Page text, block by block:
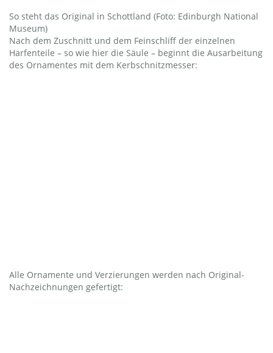
So steht das Original in Schottland (Foto: Edinburgh National
Museum)
Nach dem Zuschnitt und dem Feinschliff der einzelnen
Harfenteile – so wie hier die Säule – beginnt die Ausarbeitung
des Ornamentes mit dem Kerbschnitzmesser:
Alle Ornamente und Verzierungen werden nach Original-
Nachzeichnungen gefertigt: